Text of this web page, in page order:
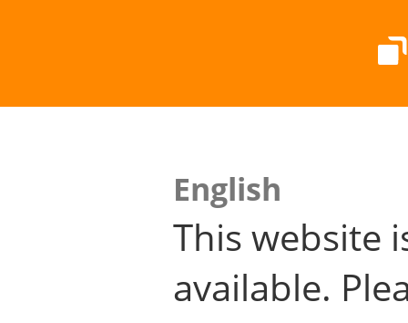
English
This website
available.